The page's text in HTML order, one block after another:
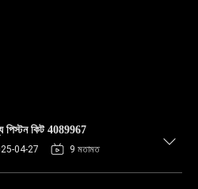
পিস্টন কিট 4089967
04-27 9 মতামত